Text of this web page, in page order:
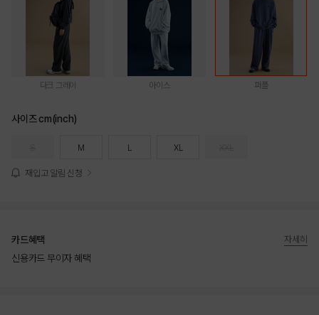
다크 그레이 아이스 퍼플
사이즈 cm(inch)
M L XL
재입고 알림 신청
카드혜택
신용카드 무이자 혜택
자세히